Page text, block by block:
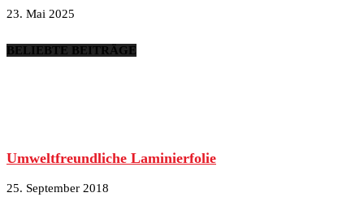
23. Mai 2025
BELIEBTE BEITRÄGE
Umweltfreundliche Laminierfolie
25. September 2018